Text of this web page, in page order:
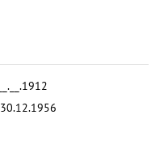
__.__.1912
30.12.1956